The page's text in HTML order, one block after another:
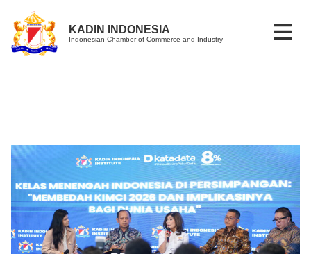
KADIN INDONESIA
Indonesian Chamber of Commerce and Industry